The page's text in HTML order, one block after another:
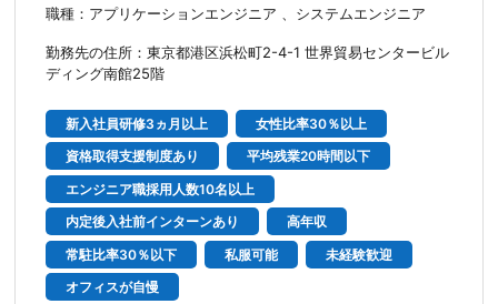
職種：アプリケーションエンジニア 、システムエンジニア
勤務先の住所：東京都港区浜松町2-4-1 世界貿易センタービル
ディング南館25階
新入社員研修3ヵ月以上
女性比率30％以上
資格取得支援制度あり
平均残業20時間以下
エンジニア職採用人数10名以上
内定後入社前インターンあり
高年収
常駐比率30％以下
私服可能
未経験歓迎
オフィスが自慢